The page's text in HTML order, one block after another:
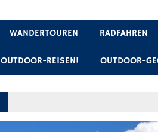
WANDERTOUREN RADFAHREN
OUTDOOR-REISEN! OUTDOOR-